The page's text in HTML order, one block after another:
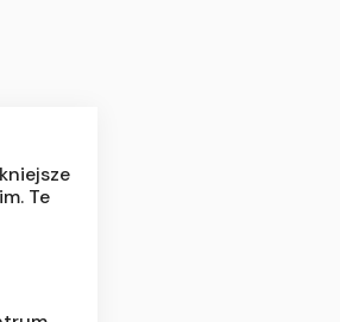
Te